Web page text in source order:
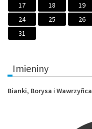
17
18 19
24
25 26
31
Imieniny
Bianki, Borysa i Wawrzyñca